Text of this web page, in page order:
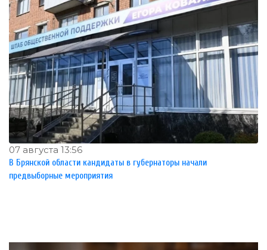
07 августа 13:56
В Брянской области кандидаты в губернаторы начали
предвыборные мероприятия